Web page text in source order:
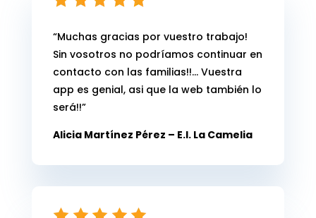
“Muchas gracias por vuestro trabajo!
Sin vosotros no podríamos continuar en
contacto con las familias!!… Vuestra
app es genial, asi que la web también lo
será!!”
Alicia Martínez Pérez – E.I. La Camelia